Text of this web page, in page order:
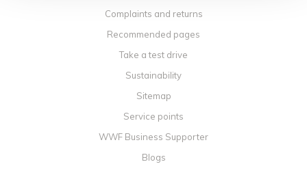
Complaints and returns
Recommended pages
Take a test drive
Sustainability
Sitemap
Service points
WWF Business Supporter
Blogs